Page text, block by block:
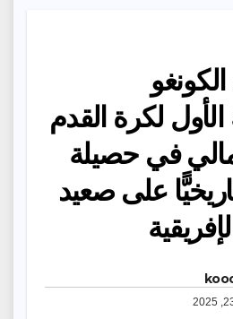
الأول لكرة القدم
في حصيلة
على صعيد